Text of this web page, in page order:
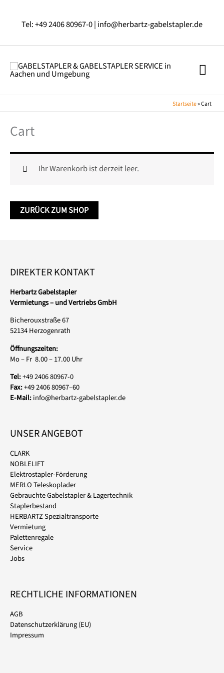
Tel: +49 2406 80967-0 | info@herbartz-gabelstapler.de
Startseite»Cart
Cart
Ihr Warenkorb ist derzeit leer.
ZURÜCK ZUM SHOP
DIREKTER KONTAKT
Herbartz Gabelstapler
Vermietungs – und Vertriebs GmbH
Bicherouxstraße 67
52134 Herzogenrath
Öffnungszeiten:
Mo – Fr 8.00 – 17.00 Uhr
Tel:+49 2406 80967-0
Fax:+49 2406 80967–60
E-Mail:info@herbartz-gabelstapler.de
UNSER ANGEBOT
CLARK
NOBLELIFT
Elektrostapler-Förderung
MERLO Teleskoplader
Gebrauchte Gabelstapler & Lagertechnik
Staplerbestand
HERBARTZ Spezialtransporte
Vermietung
Palettenregale
Service
Jobs
RECHTLICHE INFORMATIONEN
AGB
Datenschutzerklärung (EU)
Impressum